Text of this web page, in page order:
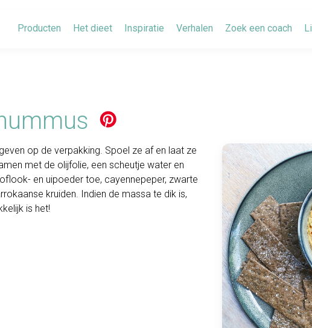
Producten Het dieet Inspiratie Verhalen Zoek een coach
op de verpakking. Spoel ze af en laat ze
met de olijfolie, een scheutje water en
en uipoeder toe, cayennepeper, zwarte
kruiden. Indien de massa te dik is,
is het!